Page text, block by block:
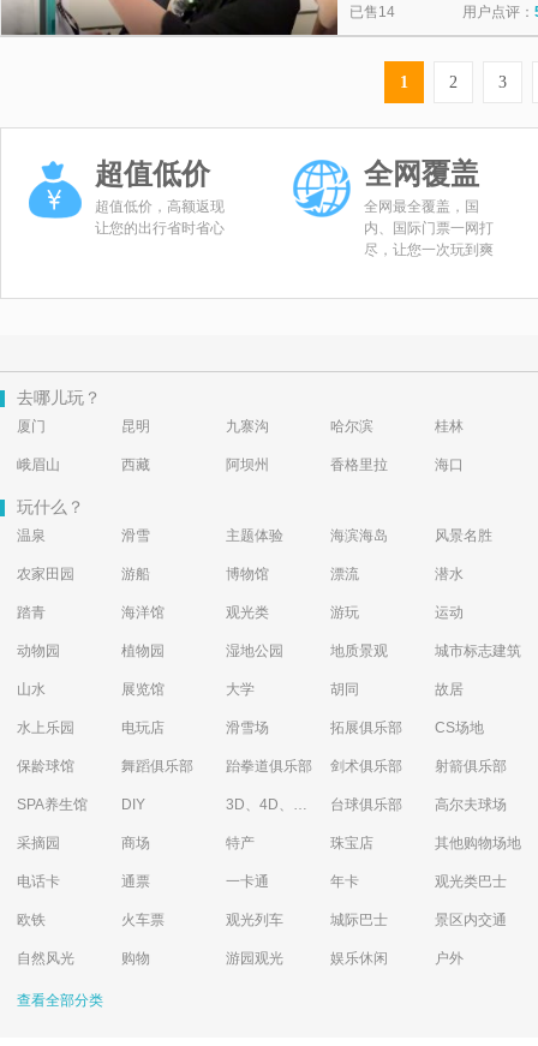
已售14 用户点评：
1 2 3
超值低价
超值低价，高额返现
让您的出行省时省心
全网覆盖
全网最全覆盖，国
内、国际门票一网打
尽，让您一次玩到爽
去哪儿玩？
厦门 昆明 九寨沟 哈尔滨 桂林
峨眉山 西藏 阿坝州 香格里拉 海口
玩什么？
温泉 滑雪 主题体验 海滨海岛 风景名胜
农家田园 游船 博物馆 漂流 潜水
踏青 海洋馆 观光类 游玩 运动
动物园 植物园 湿地公园 地质景观 城市标志建筑
山水 展览馆 大学 胡同 故居
水上乐园 电玩店 滑雪场 拓展俱乐部 CS场地
保龄球馆 舞蹈俱乐部 跆拳道俱乐部 剑术俱乐部 射箭俱乐部
SPA养生馆 DIY 3D、4D、5D艺术体验馆 台球俱乐部 高尔夫球场
采摘园 商场 特产 珠宝店 其他购物场地
电话卡 通票 一卡通 年卡 观光类巴士
欧铁 火车票 观光列车 城际巴士 景区内交通
自然风光 购物 游园观光 娱乐休闲 户外
查看全部分类